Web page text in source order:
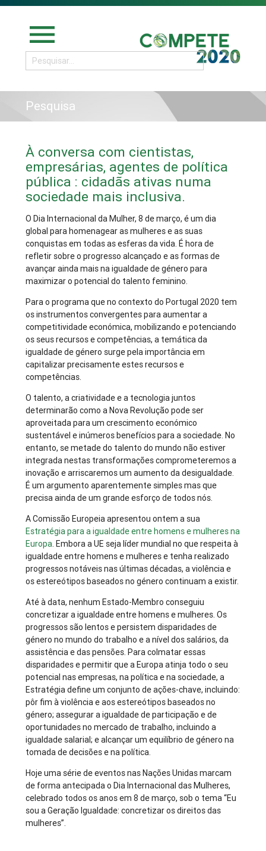
menu
Pesquisa
À conversa com cientistas,
empresárias, agentes de política
pública : cidadãs ativas numa
sociedade mais inclusiva.
O Dia Internacional da Mulher, 8 de março, é um dia
global para homenagear as mulheres e as suas
conquistas em todas as esferas da vida. É hora de
refletir sobre o progresso alcançado e as formas de
avançar ainda mais na igualdade de género para
maximizar o potencial do talento feminino.
Para o programa que no contexto do Portugal 2020 tem
os instrumentos convergentes para aumentar a
competitividade económica, mobilizando e potenciando
os seus recursos e competências, a temática da
igualdade de género surge pela importância em
capitalizar precisamente estes recursos e
competências.
O talento, a criatividade e a tecnologia juntos
determinarão como a Nova Revolução pode ser
aproveitada para um crescimento económico
sustentável e inúmeros benefícios para a sociedade. No
entanto, se metade do talento do mundo não estiver
integrada nestas transformações comprometeremos a
inovação e arriscaremos um aumento da desigualdade.
É um argumento aparentemente simples mas que
precisa ainda de um grande esforço de todos nós.
A Comissão Europeia apresentou ontem a sua
Estratégia para a igualdade entre homens e mulheres na
Europa. Embora a UE seja líder mundial no que respeita à
igualdade entre homens e mulheres e tenha realizado
progressos notáveis nas últimas décadas, a violência e
os estereótipos baseados no género continuam a existir.
Até à data, nenhum Estado-Membro conseguiu
concretizar a igualdade entre homens e mulheres. Os
progressos são lentos e persistem disparidades de
género no mundo do trabalho e a nível dos salários, da
assistência e das pensões. Para colmatar essas
disparidades e permitir que a Europa atinja todo o seu
potencial nas empresas, na política e na sociedade, a
Estratégia define um conjunto de ações-chave, incluindo:
pôr fim à violência e aos estereótipos baseados no
género; assegurar a igualdade de participação e de
oportunidades no mercado de trabalho, incluindo a
igualdade salarial; e alcançar um equilíbrio de género na
tomada de decisões e na política.
Hoje uma série de eventos nas Nações Unidas marcam
de forma antecipada o Dia Internacional das Mulheres,
celebrado todos os anos em 8 de março, sob o tema “Eu
sou a Geração Igualdade: concretizar os direitos das
mulheres”.